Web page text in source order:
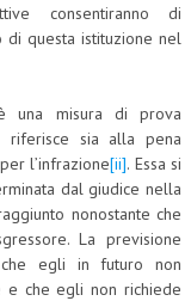
consentiranno di
di questa istituzione nel
una misura di prova
riferisce sia alla pena
l’infrazione[ii]. Essa si
dal giudice nella
nonostante che
La previsione
che egli in futuro non
e che egli non richiede